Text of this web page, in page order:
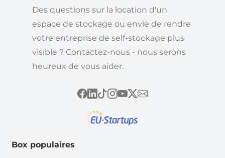
Des questions sur la location d'un
espace de stockage ou envie de rendre
votre entreprise de self-stockage plus
visible ? Contactez-nous - nous serons
heureux de vous aider.
Box populaires